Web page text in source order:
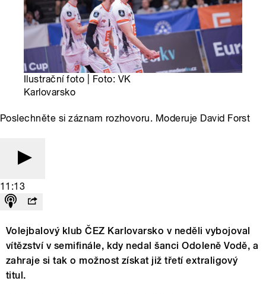
Ilustrační foto | Foto: VK
Karlovarsko
Poslechněte si záznam rozhovoru. Moderuje David Forst
11:13
Volejbalový klub ČEZ Karlovarsko v neděli vybojoval
vítězství v semifinále, kdy nedal šanci Odoleně Vodě, a
zahraje si tak o možnost získat již třetí extraligový
titul.